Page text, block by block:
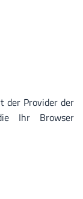
der Provider der
Ihr Browser